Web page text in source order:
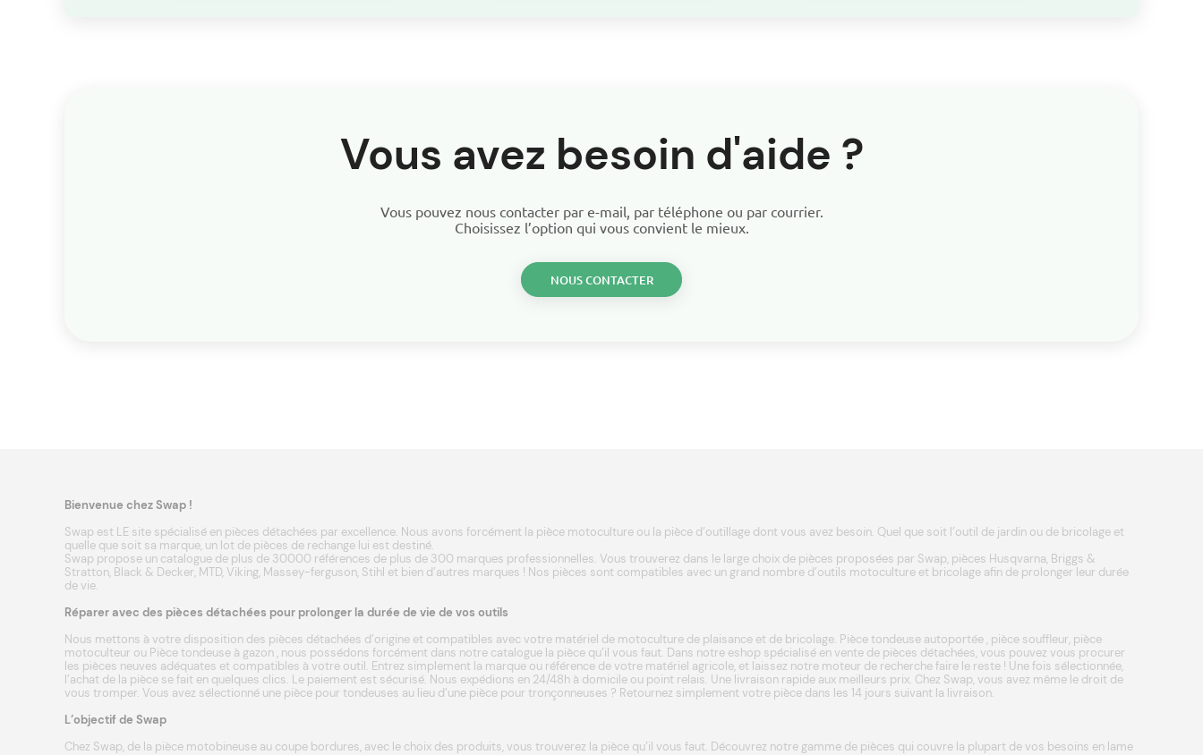
Vous avez besoin d'aide ?
Vous pouvez nous contacter par e-mail, par téléphone ou par courrier.
Choisissez l’option qui vous convient le mieux.
NOUS CONTACTER
Bienvenue chez Swap !
Swap est LE site spécialisé en pièces détachées par excellence. Nous avons forcément la pièce motoculture ou la pièce d’outillage dont vous avez besoin. Quel que soit l’outil de jardin ou de bricolage et
quelle que soit sa marque, un lot de pièces de rechange lui est destiné.
Swap propose un catalogue de plus de 30000 références de plus de 300 marques professionnelles. Vous trouverez dans le large choix de pièces proposées par Swap, pièces Husqvarna, Briggs &
Stratton, Black & Decker, MTD,Viking, Massey-ferguson, Stihl et bien d’autres marques ! Nos pièces sont compatibles avec un grand nombre d’outils motoculture et bricolage afin de prolonger leur durée
de vie.
Réparer avec des pièces détachées pour prolonger la durée de vie de vos outils
Nous mettons à votre disposition des pièces détachées d’origine et compatibles avec votre matériel de motoculture de plaisance et de bricolage. Pièce tondeuse autoportée , pièce souffleur, pièce
motoculteur ou Pièce tondeuse à gazon , nous possédons forcément dans notre catalogue la pièce qu’il vous faut. Dans notre eshop spécialisé en vente de pièces détachées, vous pouvez vous procurer
les pièces neuves adéquates et compatibles à votre outil. Entrez simplement la marque ou référence de votre matériel agricole, et laissez notre moteur de recherche faire le reste ! Une fois sélectionnée,
l’achat de la pièce se fait en quelques clics. Le paiement est sécurisé. Nous expédions en 24/48h à domicile ou point relais. Une livraison rapide aux meilleurs prix. Chez Swap, vous avez même le droit de
vous tromper. Vous avez sélectionné une pièce pour tondeuses au lieu d’une pièce pour tronçonneuses ? Retournez simplement votre pièce dans les 14 jours suivant la livraison.
L’objectif de Swap
Chez Swap, de la pièce motobineuse au coupe bordures, avec le choix des produits, vous trouverez la pièce qu’il vous faut. Découvrez notre gamme de pièces qui couvre la plupart de vos besoins en lame